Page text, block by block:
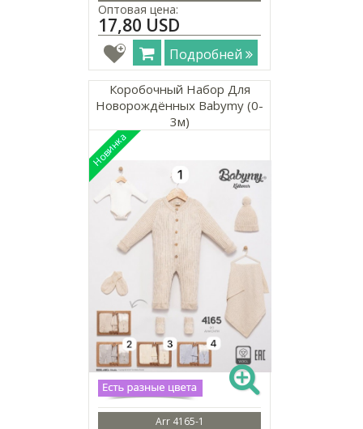
Оптовая цена:
17,80 USD
Подробней
Коробочный Набор Для
Новорождённых Babymy (0-
3м)
Arr 4165-1